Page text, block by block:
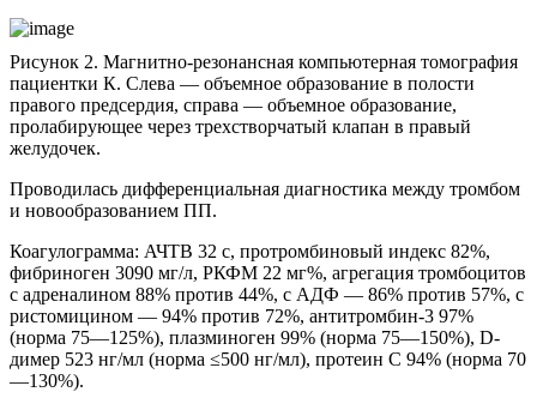
Рисунок 2. Магнитно-резонансная компьютерная томография
пациентки К. Слева — объемное образование в полости
правого предсердия, справа — объемное образование,
пролабирующее через трехстворчатый клапан в правый
желудочек.
Проводилась дифференциальная диагностика между тромбом
и новообразованием ПП.
Коагулограмма: АЧТВ 32 с, протромбиновый индекс 82%,
фибриноген 3090 мг/л, РКФМ 22 мг%, агрегация тромбоцитов
с адреналином 88% против 44%, c АДФ — 86% против 57%, с
ристомицином — 94% против 72%, антитромбин-3 97%
(норма 75—125%), плазминоген 99% (норма 75—150%), D-
димер 523 нг/мл (норма ≤500 нг/мл), протеин C 94% (норма 70
—130%).